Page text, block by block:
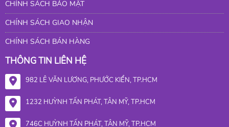
CHÍNH SÁCH BẢO MẬT
CHÍNH SÁCH GIAO NHẬN
CHÍNH SÁCH BÁN HÀNG
THÔNG TIN LIÊN HỆ
982 LÊ VĂN LƯƠNG, PHƯỚC KIỂN, TP.HCM
1232 HUỲNH TẤN PHÁT, TÂN MỸ, TP.HCM
746C HUỲNH TẤN PHÁT, TÂN MỸ, TP.HCM